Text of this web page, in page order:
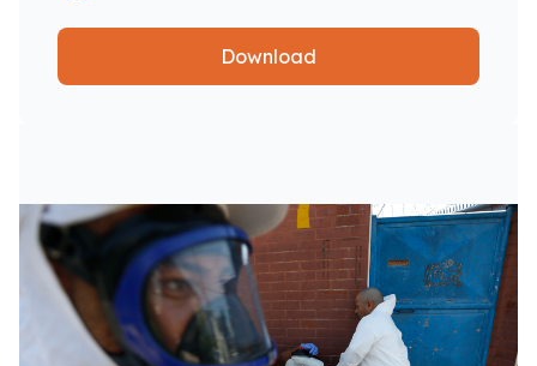
Download